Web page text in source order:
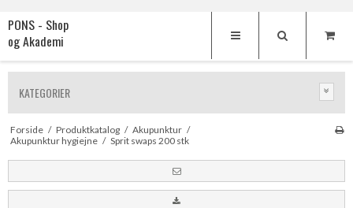
PONS - Shop
og Akademi
KATEGORIER
Forside / Produktkatalog / Akupunktur /
Akupunktur hygiejne / Sprit swaps 200 stk